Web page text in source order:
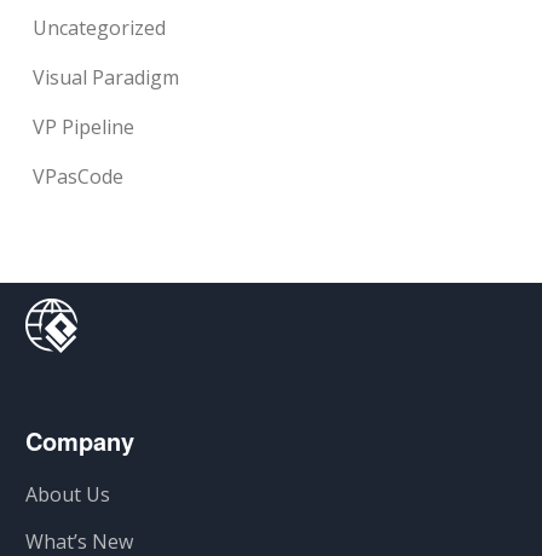
Uncategorized
Visual Paradigm
VP Pipeline
VPasCode
Company
About Us
What’s New